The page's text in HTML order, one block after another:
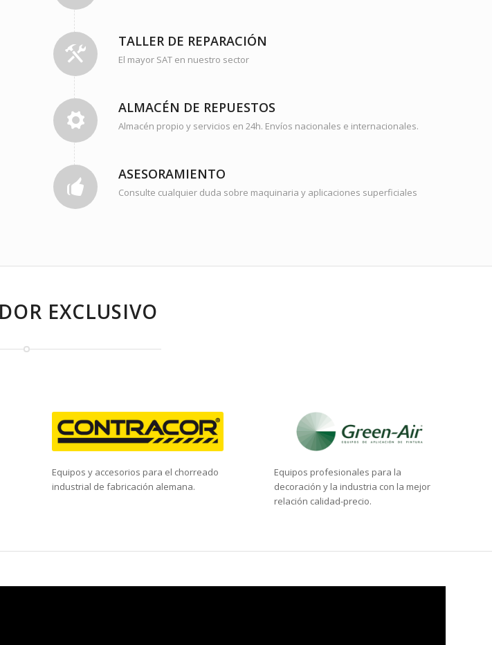
TALLER DE REPARACIÓN
El mayor SAT en nuestro sector
ALMACÉN DE REPUESTOS
Almacén propio y servicios en 24h. Envíos nacionales e internacionales.
ASESORAMIENTO
Consulte cualquier duda sobre maquinaria y aplicaciones superficiales
EXCLUSIVO
Equipos y accesorios para el chorreado
industrial de fabricación alemana.
Equipos profesionales para la
decoración y la industria con la mejor
relación calidad-precio.